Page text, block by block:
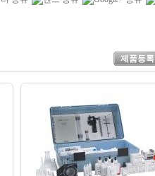
제품등록